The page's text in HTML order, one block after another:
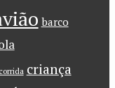
barco
corrida criança